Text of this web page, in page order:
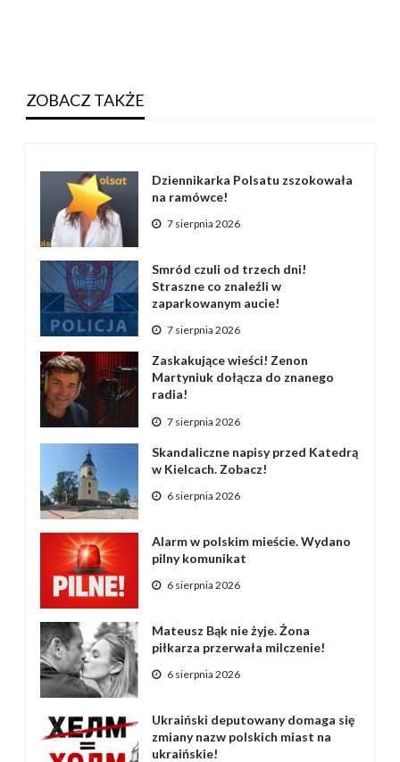
ZOBACZ TAKŻE
Dziennikarka Polsatu zszokowała
na ramówce!
7 sierpnia 2026
Smród czuli od trzech dni!
Straszne co znaleźli w
zaparkowanym aucie!
7 sierpnia 2026
Zaskakujące wieści! Zenon
Martyniuk dołącza do znanego
radia!
7 sierpnia 2026
Skandaliczne napisy przed Katedrą
w Kielcach. Zobacz!
6 sierpnia 2026
Alarm w polskim mieście. Wydano
pilny komunikat
6 sierpnia 2026
Mateusz Bąk nie żyje. Żona
piłkarza przerwała milczenie!
6 sierpnia 2026
Ukraiński deputowany domaga się
zmiany nazw polskich miast na
ukraińskie!